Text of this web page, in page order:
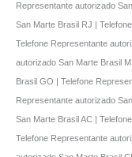
Representante autorizado
San Marte Brasil RJ |
Telefone Representante
autorizado San Marte Brasil
Brasil GO | Telefone
Representante autorizado
San Marte Brasil AC |
Telefone Representante